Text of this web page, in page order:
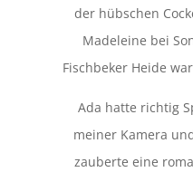
der hübschen
Madeleine bei
Fischbeker Heide
Ada hatte richtig
meiner Kamera
zauberte eine